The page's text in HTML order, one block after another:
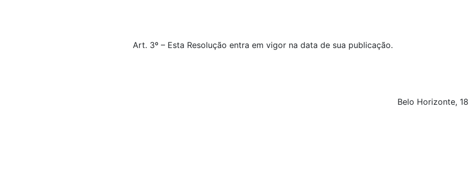
Art. 3º – Esta Resolução entra em vigor na data de sua publicação.
Belo Horizonte,